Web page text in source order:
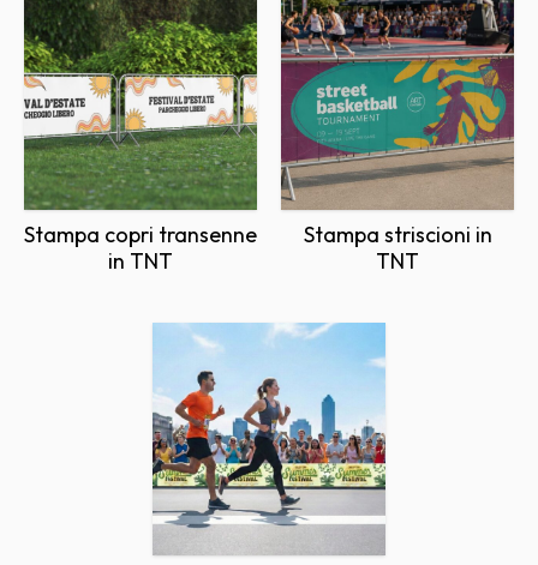
Stampa copri transenne
in TNT
Stampa striscioni in
TNT